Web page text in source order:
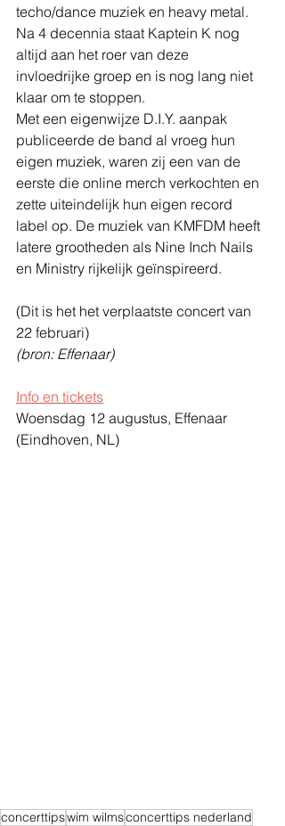
techo/dance muziek en heavy metal.
Na 4 decennia staat Kaptein K nog
altijd aan het roer van deze
invloedrijke groep en is nog lang niet
klaar om te stoppen.
Met een eigenwijze D.I.Y. aanpak
publiceerde de band al vroeg hun
eigen muziek, waren zij een van de
eerste die online merch verkochten en
zette uiteindelijk hun eigen record
label op. De muziek van KMFDM heeft
latere grootheden als Nine Inch Nails
en Ministry rijkelijk geïnspireerd.
(Dit is het het verplaatste concert van
22 februari)
(bron: Effenaar)
Info en tickets
Woensdag 12 augustus, Effenaar
(Eindhoven, NL)
concerttipswim wilmsconcerttips nederland